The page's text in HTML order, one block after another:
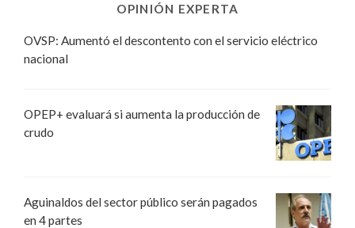
OPINIÓN EXPERTA
OVSP: Aumentó el descontento con el servicio eléctrico
nacional
OPEP+ evaluará si aumenta la producción de
crudo
Aguinaldos del sector público serán pagados
en 4 partes